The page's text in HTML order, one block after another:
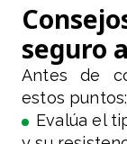
seguro
Antes de
estos puntos:
Evalúa el